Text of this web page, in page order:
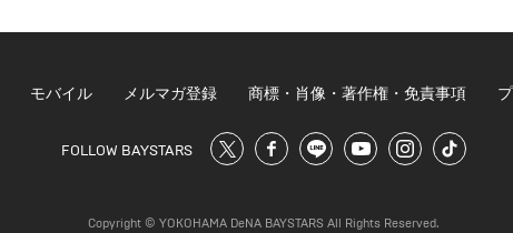
モバイル メルマガ登録 商標・肖像・著作権・免責事項
FOLLOW BAYSTARS
Copyright © YOKOHAMA DeNA BAYSTARS All Rights Reserved.